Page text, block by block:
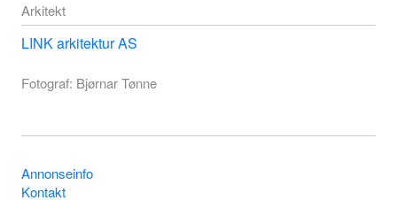
Arkitekt
LINK arkitektur AS
Fotograf: Bjørnar Tønne
Annonseinfo
Kontakt